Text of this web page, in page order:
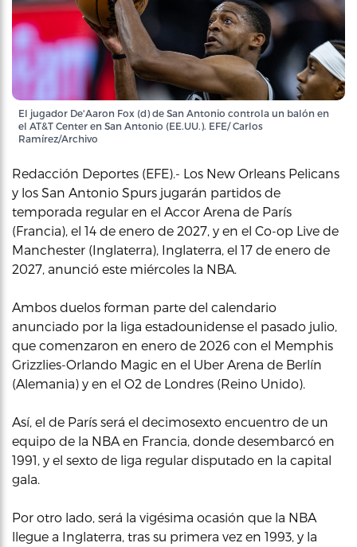
El jugador De'Aaron Fox (d) de San Antonio controla un balón en
el AT&T Center en San Antonio (EE.UU.). EFE/ Carlos
Ramírez/Archivo
Redacción Deportes (EFE).- Los New Orleans Pelicans
y los San Antonio Spurs jugarán partidos de
temporada regular en el Accor Arena de París
(Francia), el 14 de enero de 2027, y en el Co-op Live de
Manchester (Inglaterra), Inglaterra, el 17 de enero de
2027, anunció este miércoles la NBA.
Ambos duelos forman parte del calendario
anunciado por la liga estadounidense el pasado julio,
que comenzaron en enero de 2026 con el Memphis
Grizzlies-Orlando Magic en el Uber Arena de Berlín
(Alemania) y en el O2 de Londres (Reino Unido).
Así, el de París será el decimosexto encuentro de un
equipo de la NBA en Francia, donde desembarcó en
1991, y el sexto de liga regular disputado en la capital
gala.
Por otro lado, será la vigésima ocasión que la NBA
llegue a Inglaterra, tras su primera vez en 1993, y la